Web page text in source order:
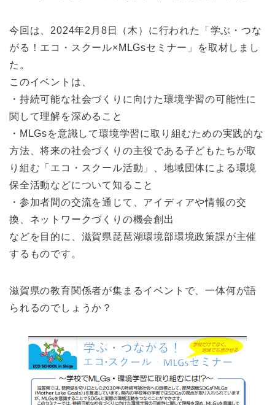
今回は、2024年2月8日（木）に行われた「学ぶ・つな
がる！エコ・スクール×MLGsセミナー」を取材しまし
た。
このイベントは、
・持続可能な社会づくりに向けた環境学習の可能性に
関して理解を深めること
・MLGsを意識して環境学習に取り組むための実践的な
方法、将来の社会づくりの主役である子どもたちが取
り組む「エコ・スクール活動」、地域団体による環境
保全活動などについて知ること
・参加者間の交流を通じて、アイディアや情報の交
換、ネットワークづくりの機会創出
などを目的に、滋賀県琵琶湖環境部環境政策課が主催
するものです。
滋賀県の教育関係者が集まるイベントで、一体何が語
られるのでしょうか？